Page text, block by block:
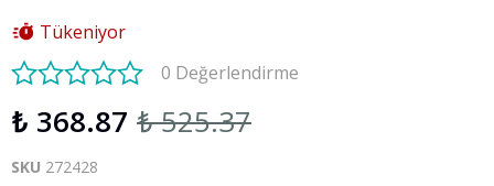
Tükeniyor
0 Değerlendirme
₺ 368.87 ₺ 525.37
SKU 272428